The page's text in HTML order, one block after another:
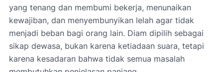
yang tenang dan membumi bekerja, menunaikan
kewajiban, dan menyembunyikan lelah agar tidak
menjadi beban bagi orang lain. Diam dipilih sebagai
sikap dewasa, bukan karena ketiadaan suara, tetapi
karena kesadaran bahwa tidak semua masalah